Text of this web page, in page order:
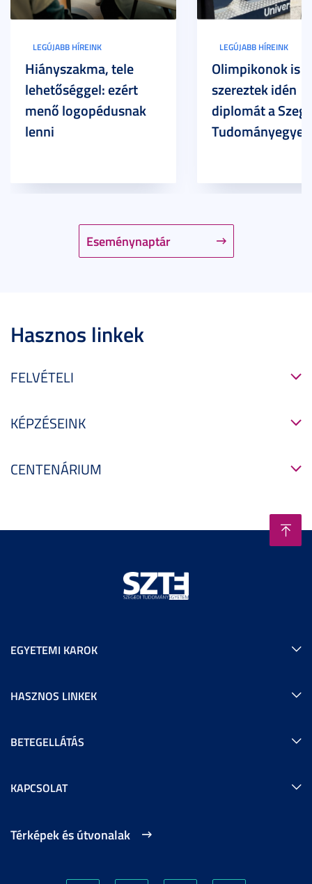
Eseménynaptár
LEGÚJABB HÍREINK
Hiányszakma, tele
lehetőséggel: ezért
menő logopédusnak
lenni
LEGÚJABB HÍREINK
Olimpikonok is
szereztek idén
diplomát a
Hasznos linkek
FELVÉTELI
KÉPZÉSEINK
CENTENÁRIUM
EGYETEMI KAROK
HASZNOS LINKEK
BETEGELLÁTÁS
KAPCSOLAT
Térképek és útvonalak